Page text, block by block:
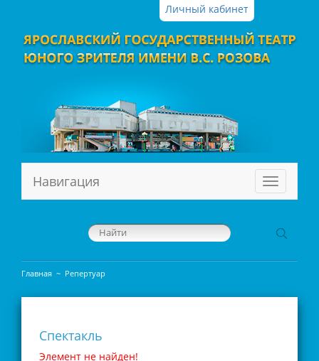
Личный кабинет
Меню
Навигация
Главная ~ Репертуар
Спектакль
Элемент не найден!